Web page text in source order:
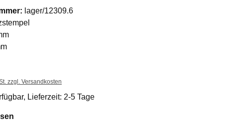
lager/12309.6
zzgl. Versandkosten
Lieferzeit: 2-5 Tage